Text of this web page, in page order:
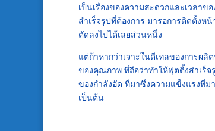
เป็นเรื่องของความสะดวกและเวลา
สำเร็จรูปที่ต้องการ มารอการติดตั้ง
ตัดลงไปได้เลยส่วนหนึ่ง
แต่ถ้าหากว่าเจาะในดีเทลของการผ
ของคุณภาพ ที่ถือว่าทำให้ฟุตติ้งสำเร็
ของกำลังอัด ที่มาซึ่งความแข็งแรงที่ม
เป็นต้น